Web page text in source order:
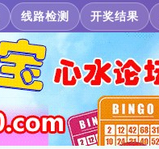
线路检测 开奖结果